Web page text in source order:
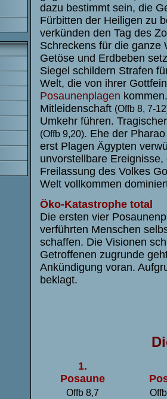
dazu bestimmt sein, die
Fürbitten der Heiligen zu
verkünden den Tag des
Schreckens für die ganze
Getöse und Erdbeben
Siegel schildern Strafen
Welt, die von ihrer
Posaunenplagen
Mitleidenschaft (Offb 8, 7-
Umkehr führen.
(Offb 9,20). Ehe der
erst Plagen Ägypten
unvorstellbare
Freilassung des Volkes
Welt vollkommen
Öko-Katastrophe total
Die ersten vier
verführten Menschen
schaffen. Die Visionen
Getroffenen zugrunde
Ankündigung voran.
beklagt.
1.
Posaune
Offb 8,7